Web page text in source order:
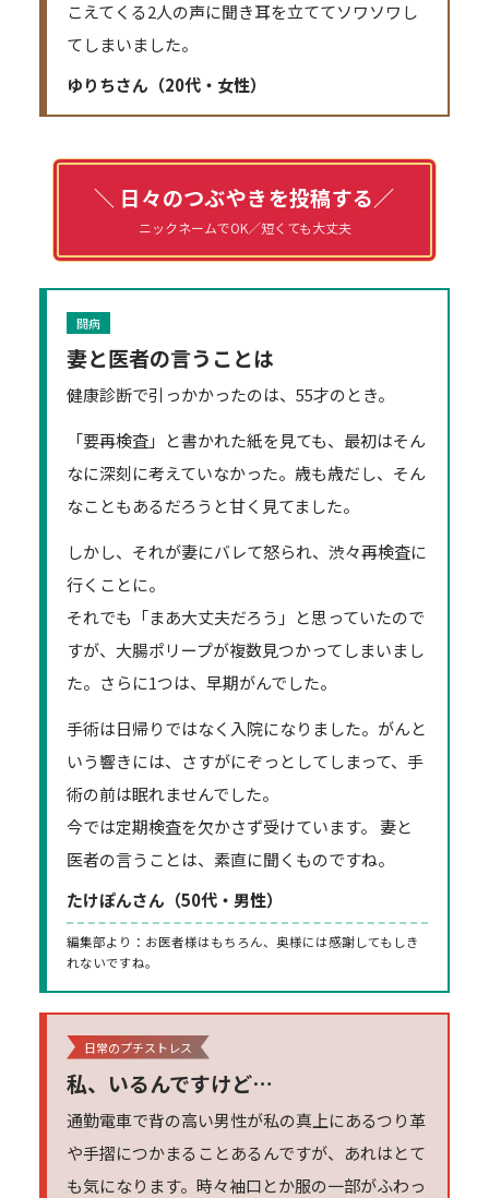
こえてくる2人の声に聞き耳を立ててソワソワし
てしまいました。
ゆりちさん（20代・女性）
＼ 日々のつぶやきを投稿する／
ニックネームでOK／短くても大丈夫
闘病
妻と医者の言うことは
健康診断で引っかかったのは、55才のとき。
「要再検査」と書かれた紙を見ても、最初はそん
なに深刻に考えていなかった。歳も歳だし、そん
なこともあるだろうと甘く見てました。
しかし、それが妻にバレて怒られ、渋々再検査に
行くことに。
それでも「まあ大丈夫だろう」と思っていたので
すが、大腸ポリープが複数見つかってしまいまし
た。さらに1つは、早期がんでした。
手術は日帰りではなく入院になりました。がんと
いう響きには、さすがにぞっとしてしまって、手
術の前は眠れませんでした。
今では定期検査を欠かさず受けています。 妻と
医者の言うことは、素直に聞くものですね。
たけぽんさん（50代・男性）
編集部より：お医者様はもちろん、奥様には感謝してもしき
れないですね。
日常のプチストレス
私、いるんですけど…
通勤電車で背の高い男性が私の真上にあるつり革
や手摺につかまることあるんですが、あれはとて
も気になります。時々袖口とか服の一部がふわっ